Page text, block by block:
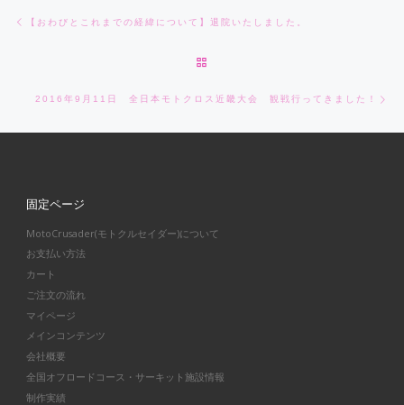
Post navigation
【おわびとこれまでの経緯について】退院いたしました。
2016年9月11日 全日本モトクロス近畿大会 観戦行ってきました！
固定ページ
MotoCrusader(モトクルセイダー)について
お支払い方法
カート
ご注文の流れ
マイページ
メインコンテンツ
会社概要
全国オフロードコース・サーキット施設情報
制作実績